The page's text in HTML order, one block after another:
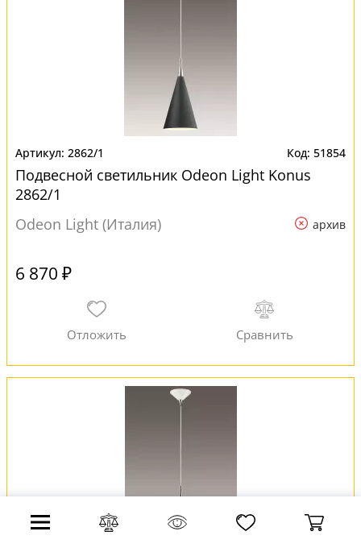
2862/1 51854
Подвесной светильник Odeon Light Konus
2862/1
Odeon Light (Италия)
архив
6 870 ₽